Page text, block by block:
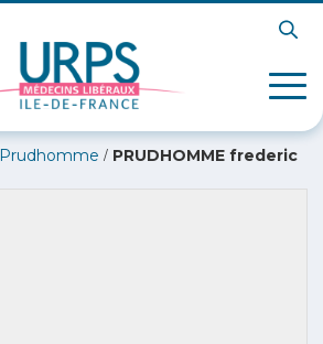
/ PRUDHOMME frederic